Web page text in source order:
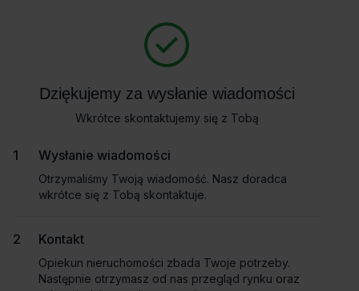
Wynajem tradycyjny
Dziękujemy za wysłanie wiadomości
Wkrótce skontaktujemy się z Tobą
Wysłanie wiadomości
Otrzymaliśmy Twoją wiadomość. Nasz doradca
wkrótce się z Tobą skontaktuje.
Kontakt
Opiekun nieruchomości zbada Twoje potrzeby.
Następnie otrzymasz od nas przegląd rynku oraz
Masz pytania dotyczące oferty? Opowiedz nam o swoich
Twojej firmy. Napisz do nas!
Imię i nazwisko
Nazwa firmy
Dziękujemy za wysłanie wiadomości
Wkrótce skontaktujemy się z Tobą
Wysłanie wiadomości
Otrzymaliśmy Twoją wiadomość. Nasz doradca
wkrótce się z Tobą skontaktuje.
Kontakt
Opiekun nieruchomości zbada Twoje potrzeby.
Następnie otrzymasz od nas przegląd rynku oraz